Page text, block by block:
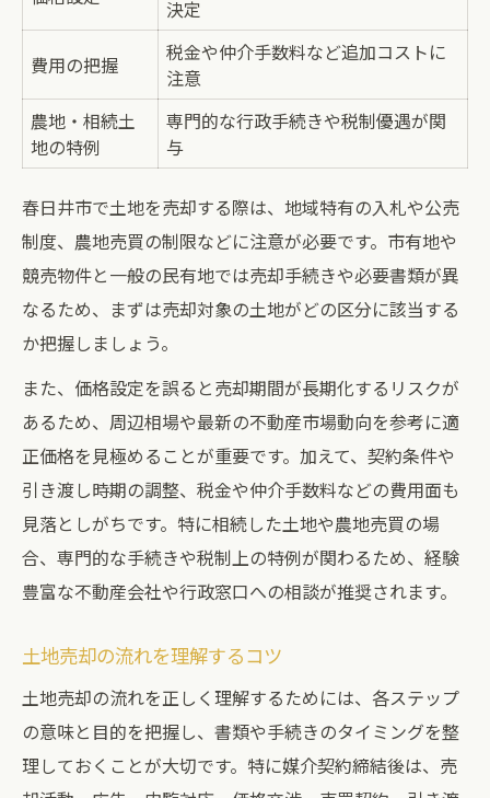
決定
費用の把握
税金や仲介手数料など追加コストに
注意
農地・相続土
地の特例
専門的な行政手続きや税制優遇が関
与
春日井市で土地を売却する際は、地域特有の入札や公売
制度、農地売買の制限などに注意が必要です。市有地や
競売物件と一般の民有地では売却手続きや必要書類が異
なるため、まずは売却対象の土地がどの区分に該当する
か把握しましょう。
また、価格設定を誤ると売却期間が長期化するリスクが
あるため、周辺相場や最新の不動産市場動向を参考に適
正価格を見極めることが重要です。加えて、契約条件や
引き渡し時期の調整、税金や仲介手数料などの費用面も
見落としがちです。特に相続した土地や農地売買の場
合、専門的な手続きや税制上の特例が関わるため、経験
豊富な不動産会社や行政窓口への相談が推奨されます。
土地売却の流れを理解するコツ
土地売却の流れを正しく理解するためには、各ステップ
の意味と目的を把握し、書類や手続きのタイミングを整
理しておくことが大切です。特に媒介契約締結後は、売